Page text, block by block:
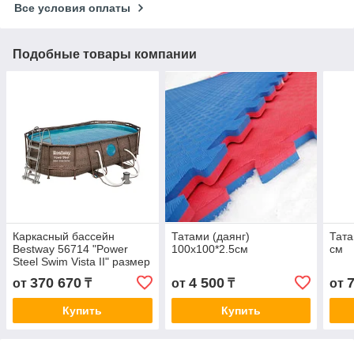
Все условия оплаты
Подобные товары компании
Каркасный бассейн
Bestway 56714 "Power
Steel Swim Vista II" размер
427 х 250 x 100 см
от 370 670 ₸
Купить
Татами (даянг)
100x100*2.5см
от 4 500₸
Купить
см
от